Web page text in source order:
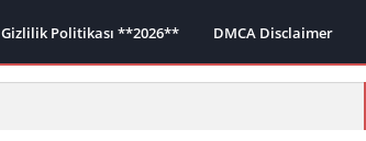
Gizlilik Politikası **2026** DMCA Disclaimer